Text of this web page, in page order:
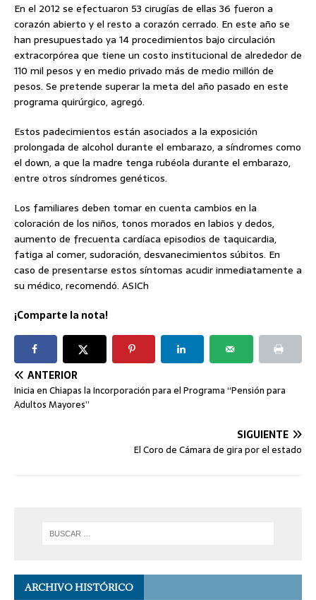
En el 2012 se efectuaron 53 cirugías de ellas 36 fueron a
corazón abierto y el resto a corazón cerrado. En este año se
han presupuestado ya 14 procedimientos bajo circulación
extracorpórea que tiene un costo institucional de alrededor de
110 mil pesos y en medio privado más de medio millón de
pesos. Se pretende superar la meta del año pasado en este
programa quirúrgico, agregó.
Estos padecimientos están asociados a la exposición
prolongada de alcohol durante el embarazo, a síndromes como
el down, a que la madre tenga rubéola durante el embarazo,
entre otros síndromes genéticos.
Los familiares deben tomar en cuenta cambios en la
coloración de los niños, tonos morados en labios y dedos,
aumento de frecuenta cardíaca episodios de taquicardia,
fatiga al comer, sudoración, desvanecimientos súbitos. En
caso de presentarse estos síntomas acudir inmediatamente a
su médico, recomendó. ASICh
¡Comparte la nota!
ANTERIOR
Inicia en Chiapas la Incorporación para el Programa “Pensión para
Adultos Mayores”
SIGUIENTE
El Coro de Cámara de gira por el estado
ARCHIVO HISTÓRICO